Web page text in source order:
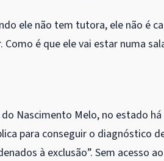
ele não tem tutora, ele não é
Como é que ele vai estar numa
Nascimento Melo, no estado há
para conseguir o diagnóstico
à exclusão”. Sem acesso ao